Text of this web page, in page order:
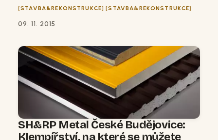
STAVBA&REKONSTRUKCE STAVBA&REKONSTRUKCE
09. 11. 2015
SH&RP Metal České Budějovice:
Klempířství, na které se můžete